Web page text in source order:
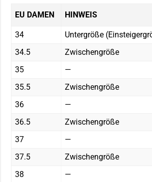
EU DAMEN HINWEIS
34
Untergröße
34.5
Zwischengröße
35
—
35.5
Zwischengröße
36
—
36.5
Zwischengröße
37
—
37.5
Zwischengröße
38
—